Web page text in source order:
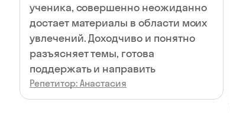
ученика, совершенно неожиданно
достает материалы в области моих
увлечений. Доходчиво и понятно
разъясняет темы, готова
поддержать и направить
Репетитор: Анастасия